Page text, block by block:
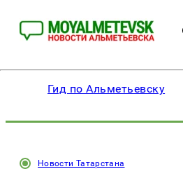
Гид по Альметьевску
Новости Татарстана